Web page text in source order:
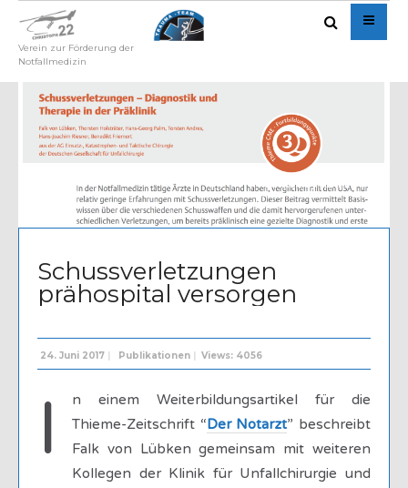
Verein zur Förderung der
Notfallmedizin
Written byAdmin
Schussverletzungen
prähospital versorgen
24. Juni 2017 | Publikationen | Views: 4056
I
n einem Weiterbildungsartikel für die
Thieme-Zeitschrift “Der Notarzt” beschreibt
Falk von Lübken gemeinsam mit weiteren
Kollegen der Klinik für Unfallchirurgie und